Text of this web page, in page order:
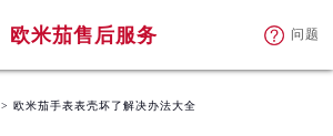
欧米茄售后服务 问题
> 欧米茄手表表壳坏了解决办法大全